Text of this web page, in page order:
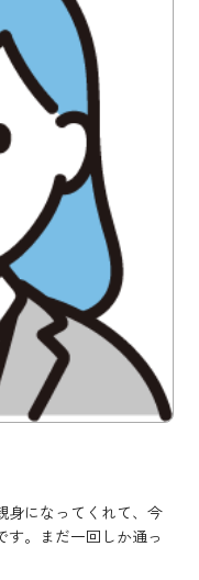
身になってくれて、今
す。まだ一回しか通っ